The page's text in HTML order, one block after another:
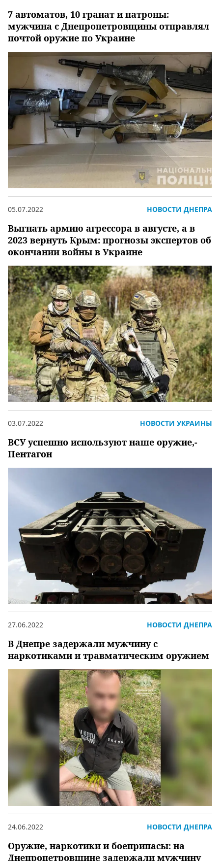
7 автоматов, 10 гранат и патроны:
мужчина с Днепропетровщины отправлял
почтой оружие по Украине
Выгнать армию агрессора в августе, а в
2023 вернуть Крым: прогнозы экспертов об
окончании войны в Украине
05.07.2022 НОВОСТИ ДНЕПРА
ВСУ успешно используют наше оружие,-
Пентагон
03.07.2022 НОВОСТИ УКРАИНЫ
В Днепре задержали мужчину с
наркотиками и травматическим оружием
27.06.2022 НОВОСТИ ДНЕПРА
Оружие, наркотики и боеприпасы: на
Днепропетровщине задержали мужчину
24.06.2022 НОВОСТИ ДНЕПРА